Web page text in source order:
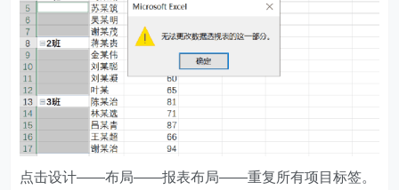
点击设计——布局——报表布局——重复所有项目标签。